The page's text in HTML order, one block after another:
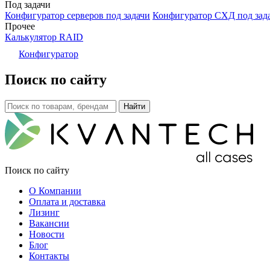
Под задачи
Конфигуратор серверов под задачи Конфигуратор СХД под
Прочее
Калькулятор RAID
Конфигуратор
Поиск по сайту
Поиск по сайту
О Компании
Оплата и доставка
Лизинг
Вакансии
Новости
Блог
Контакты